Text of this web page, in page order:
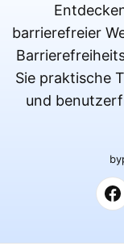
barrierefreier
Sie praktische
und
by